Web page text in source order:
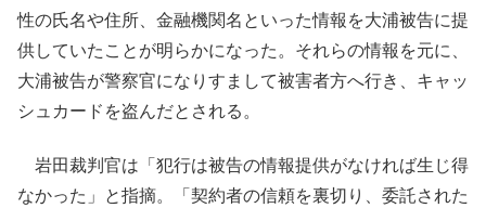
性の氏名や住所、金融機関名といった情報を大浦被告に提
供していたことが明らかになった。それらの情報を元に、
大浦被告が警察官になりすまして被害者方へ行き、キャッ
シュカードを盗んだとされる。
岩田裁判官は「犯行は被告の情報提供がなければ生じ得
なかった」と指摘。「契約者の信頼を裏切り、委託された